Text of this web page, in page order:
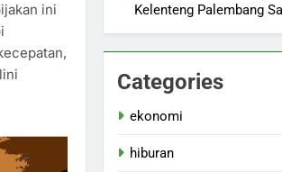
ini
Kelenteng Palembang
Categories
ekonomi
hiburan